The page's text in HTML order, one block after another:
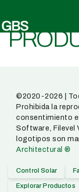
content
©2020-2026 |
Prohibida la
consentimiento
Software, Filevel
logotipos son
Architectural ®
Control Solar
Explorar Productos